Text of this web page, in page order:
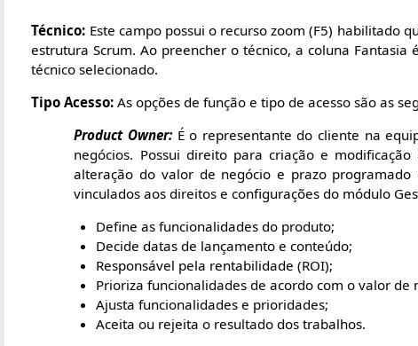
Técnico: Este campo possui o recurso zoom (F5) habilitado
estrutura Scrum. Ao preencher o técnico, a coluna
técnico selecionado.
Tipo Acesso:As opções de função e tipo de acesso são as
Product Owner:É o representante do cliente na
negócios. Possui direito para criação e
alteração do valor de negócio e prazo
vinculados aos direitos e configurações do módulo
Define as funcionalidades do produto;
Decide datas de lançamento e conteúdo;
Responsável pela rentabilidade (ROI)‏;
Prioriza funcionalidades de acordo com o valor de
Ajusta funcionalidades e prioridades;
Aceita ou rejeita o resultado dos trabalhos.